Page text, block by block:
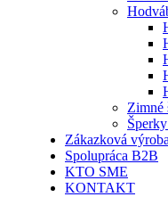
Zimné
Zákazková výroba
Spolupráca B2B
KTO SME
KONTAKT